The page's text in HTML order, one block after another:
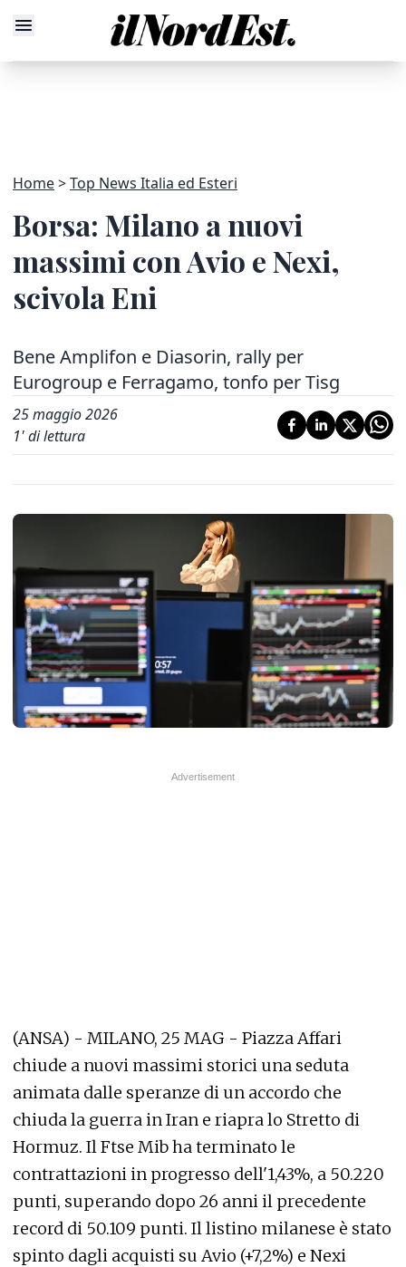
Home Top News Italia ed Esteri
Borsa: Milano a nuovi
massimi con Avio e Nexi,
scivola Eni
Bene Amplifon e Diasorin, rally per
Eurogroup e Ferragamo, tonfo per Tisg
25 maggio 2026
1' di lettura
(ANSA) - MILANO, 25 MAG - Piazza Affari
chiude a nuovi massimi storici una seduta
animata dalle speranze di un accordo che
chiuda la guerra in Iran e riapra lo Stretto di
Hormuz. Il Ftse Mib ha terminato le
contrattazioni in progresso dell'1,43%, a 50.220
punti, superando dopo 26 anni il precedente
record di 50.109 punti. Il listino milanese è stato
spinto dagli acquisti su Avio (+7,2%) e Nexi